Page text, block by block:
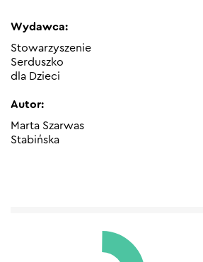
Wydawca:
Stowarzyszenie
Serduszko
dla Dzieci
Autor:
Marta Szarwas
Stabińska